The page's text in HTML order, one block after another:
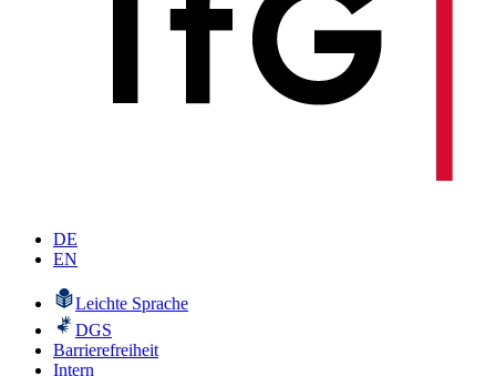
DE
EN
Leichte Sprache
DGS
Barrierefreiheit
Intern